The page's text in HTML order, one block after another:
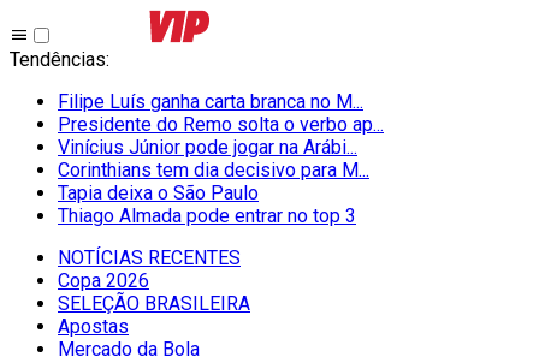
Tendências:
Filipe Luís ganha carta branca no M...
Presidente do Remo solta o verbo ap...
Vinícius Júnior pode jogar na Arábi...
Corinthians tem dia decisivo para M...
Tapia deixa o São Paulo
Thiago Almada pode entrar no top 3
NOTÍCIAS RECENTES
Copa 2026
SELEÇÃO BRASILEIRA
Apostas
Mercado da Bola